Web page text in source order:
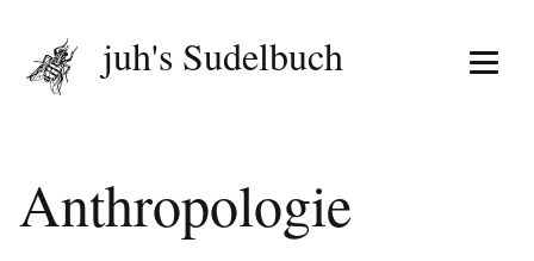
Menü
juh's Sudelbuch
Anthropologie